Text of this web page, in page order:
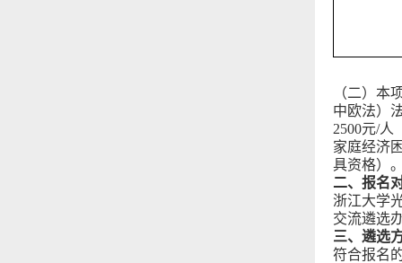
（二） 本
中欧法）
2500元/人
家庭经济
具资格）
二、报名
浙江大学
交流遴选
三、遴选
符合报名